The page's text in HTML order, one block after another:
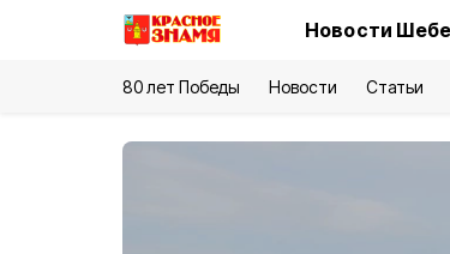
Новости
80 лет Победы Новости Статьи